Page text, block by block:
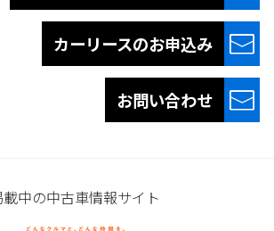
カーリースのお申込み
お問い合わせ
中の中古車情報サイト